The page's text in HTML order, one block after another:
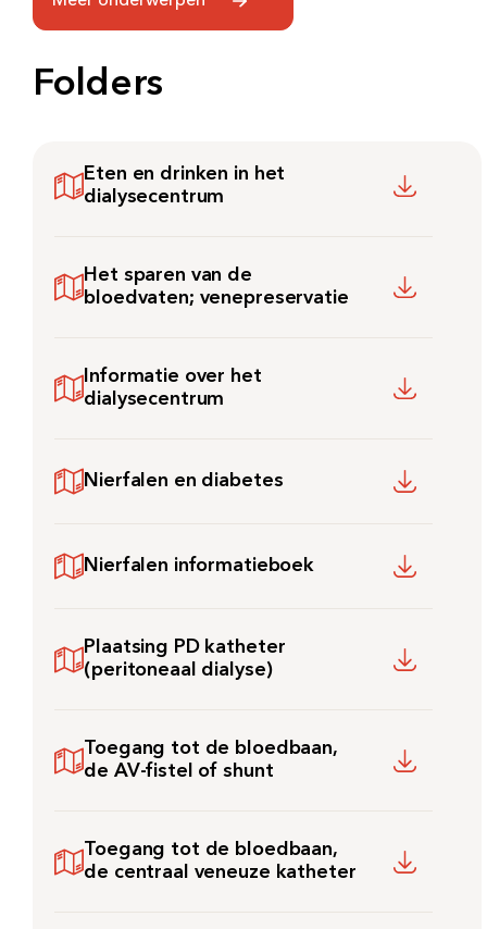
Meest gezocht:
Afspraak maken
Folders
Eten en drinken in het
dialysecentrum
Het sparen van de
bloedvaten; venepreservatie
Informatie over het
dialysecentrum
Nierfalen en diabetes
Nierfalen informatieboek
Plaatsing PD katheter
(peritoneaal dialyse)
Toegang tot de bloedbaan,
de AV-fistel of shunt
Toegang tot de bloedbaan,
de centraal veneuze katheter